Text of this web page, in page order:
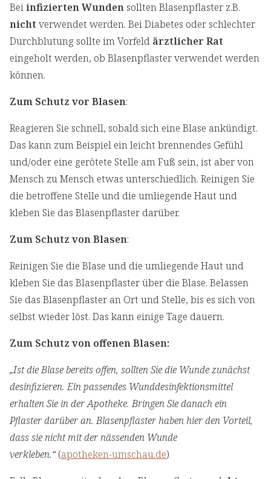
Beiinfizierten Wunden sollten Blasenpflaster z.B.
nicht verwendet werden. Bei Diabetes oder schlechter
Durchblutung sollte im Vorfeld ärztlicher Rat
eingeholt werden, ob Blasenpflaster verwendet werden
können.
Zum Schutz vor Blasen:
Reagieren Sie schnell, sobald sich eine Blase ankündigt.
Das kann zum Beispiel ein leicht brennendes Gefühl
und/oder eine gerötete Stelle am Fuß sein, ist aber von
Mensch zu Mensch etwas unterschiedlich. Reinigen Sie
die betroffene Stelle und die umliegende Haut und
kleben Sie das Blasenpflaster darüber.
Zum Schutz von Blasen:
Reinigen Sie die Blase und die umliegende Haut und
kleben Sie das Blasenpflaster über die Blase. Belassen
Sie das Blasenpflaster an Ort und Stelle, bis es sich von
selbst wieder löst. Das kann einige Tage dauern.
Zum Schutz von offenen Blasen:
„Ist die Blase bereits offen, sollten Sie die Wunde zunächst
desinfizieren. Ein passendes Wunddesinfektionsmittel
erhalten Sie in der Apotheke. Bringen Sie danach ein
Pflaster darüber an. Blasenpflaster haben hier den Vorteil,
dass sie nicht mit der nässenden Wunde
verkleben.“(apotheken-umschau.de)